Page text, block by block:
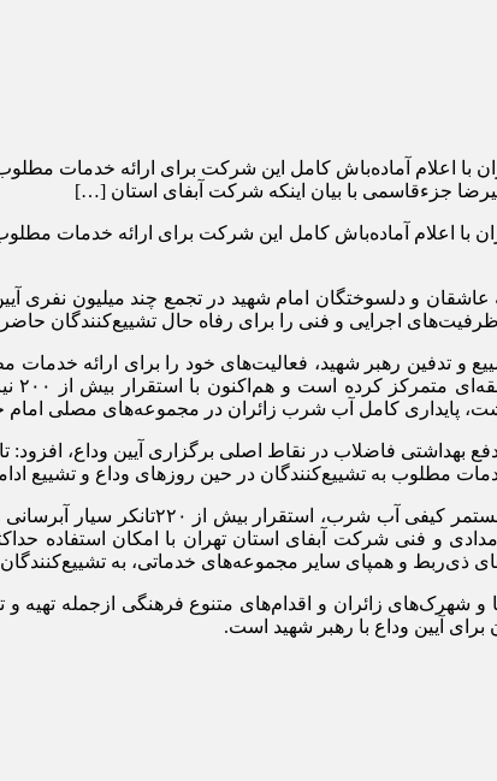
اعلام آماده‌باش کامل این شرکت برای ارائه خدمات مطلوب
جزءقاسمی با بیان اینکه شرکت آبفای استان […]
با اعلام آماده‌باش کامل این شرکت برای ارائه خدمات مطلوب
و دلسوختگان امام شهید در تجمع چند میلیون نفری
و تدفین رهبر شهید، فعالیت‌های خود را برای ارائه
فاضلاب در نقاط اصلی برگزاری آیین وداع، افزود:
مطلوب به تشییع‌کنندگان در حین روز‌های وداع و تشییع
وی نصب کلکتور‌های متعدد در مسیر‌های برگزاری
و فنی شرکت آبفای استان تهران با امکان استفاده
ذی‌ربط و همپای سایر مجموعه‌های خدماتی، به
شهرک‌های زائران و اقدام‌های متنوع فرهنگی ازجمله
برای آیین وداع با رهبر شهید است.